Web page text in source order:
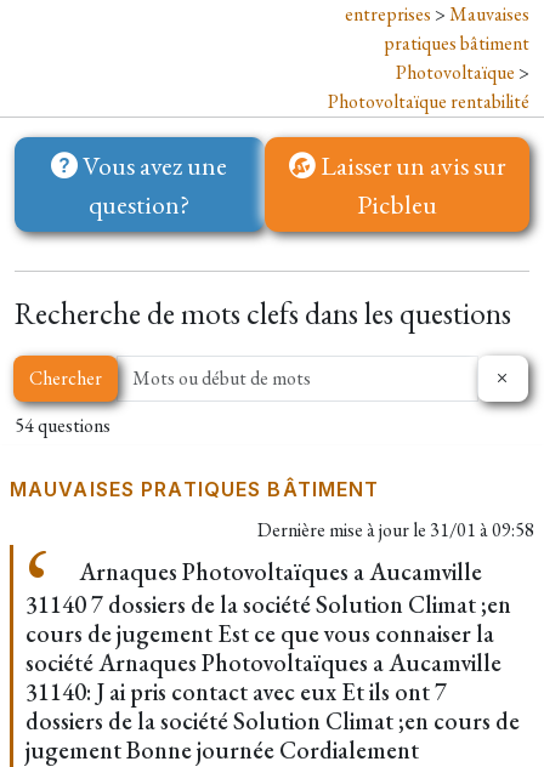
entreprises >Mauvaises
pratiques bâtiment
Photovoltaïque >
Photovoltaïque rentabilité
Vous avez une
question?
Laisser un avis sur
Picbleu
Recherche de mots clefs dans les questions
Chercher
54 questions
MAUVAISES PRATIQUES BÂTIMENT
Dernière mise à jour le 31/01 à 09:58
Arnaques Photovoltaïques a Aucamville
31140 7 dossiers de la société Solution Climat ;en
cours de jugement Est ce que vous connaiser la
société Arnaques Photovoltaïques a Aucamville
31140: J ai pris contact avec eux Et ils ont 7
dossiers de la société Solution Climat ;en cours de
jugement Bonne journée Cordialement